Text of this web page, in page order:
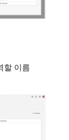
할 이름